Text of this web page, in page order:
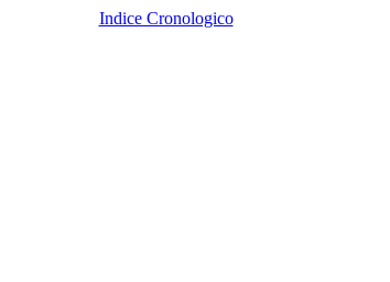
Indice Cronologico